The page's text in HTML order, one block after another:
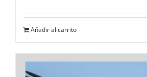
Añadir al carrito